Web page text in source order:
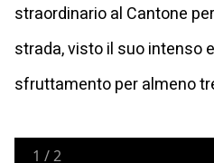
straordinario al Cantone
strada, visto il suo intenso
sfruttamento per almeno
1 /2